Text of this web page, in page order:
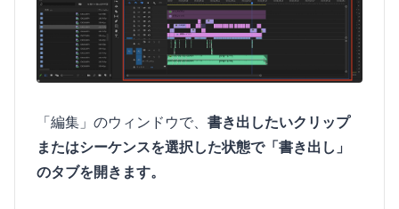
「編集」のウィンドウで、 書き出したいクリップ
またはシーケンスを選択した状態で「書き出し」
のタブを開きます。